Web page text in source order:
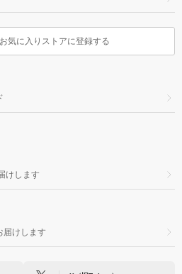
気に入りストアに登録する
けします
届けします